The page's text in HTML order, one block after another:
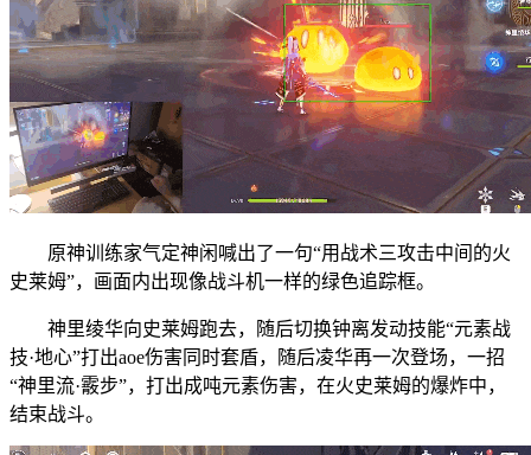
原神训练家气定神闲喊出了一句“用战术三攻击中间的火
史莱姆”，画面内出现像战斗机一样的绿色追踪框。
神里绫华向史莱姆跑去，随后切换钟离发动技能“元素战
技·地心”打出aoe伤害同时套盾，随后凌华再一次登场，一招
“神里流·霰步”，打出成吨元素伤害，在火史莱姆的爆炸中，
结束战斗。